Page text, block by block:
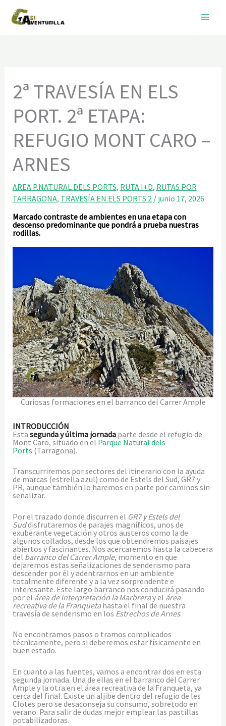
contenido
2ª TRAVESÍA EN ELS
PORT. 2ª ETAPA:
REFUGIO MONT CARO –
ARNES
AREA P.NATURAL DELS PORTS, RUTA I+D, RUTAS POR
TARRAGONA, TRAVESÍA EN ELS PORTS 2 / junio 17, 2026
Marcado contraste de ambientes en una etapa con
descenso predominante que pondrá a prueba nuestras
rodillas.
Curiosas formaciones en el barranco del Carrer Ample
INTRODUCCIÓN
Esta segunda y última jornadaparte desde el refugio de
Mont Caro, situado en el Parque Natural dels
Ports (Tarragona).
Transcurriremos por sectores del itinerario con la ayuda
de marcas (estrella azul) como de Estels del Sud, GR7 y
PR, aunque también lo haremos en parte por caminos sin
señalizar.
Por el trazado donde discurren el GR7 y Estels del
Suddisfrutaremos de parajes magníficos, unos de
exuberante vegetación y otros austeros como la de
algunos collados, desde los que obtendremos paisajes
abiertos y fascinantes. Nos acercaremos hasta la cabecera
del barranco del Carrer Ample, momento en que
dejaremos estas señalizaciones de senderismo para
descender por él y adentrarnos en un ambiente
totalmente diferente y a la vez sorprendente e
interesante. Este largo barranco nos conducirá pasando
por el área de interpretación la Marbreray el área
recreativa de la Franquetahasta el final de nuestra
travesía de senderismo en los Estrechos de Arnes.
No encontramos pasos o tramos complicados
técnicamente, pero si deberemos estar físicamente en
buen estado.
En cuanto a las fuentes, vamos a encontrar dos en esta
segunda jornada. Una de ellas en el barranco del Carrer
Ample y la otra en el área recreativa de la Franqueta, ya
cerca del final. Existe un aljibe dentro del refugio de les
Clotes pero se desaconseja su consumo, sobretodo en
verano. Para salir de dudas mejor emplear las pastillas
potabilizadoras.